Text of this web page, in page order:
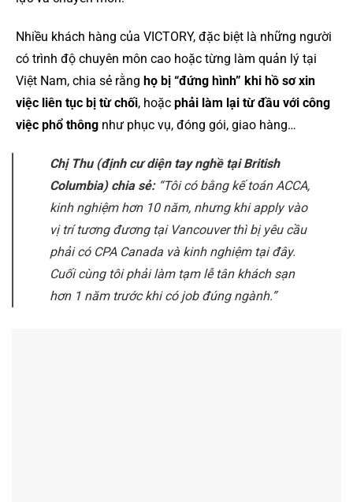
Nhiều khách hàng của VICTORY, đặc biệt là những người
có trình độ chuyên môn cao hoặc từng làm quản lý tại
Việt Nam, chia sẻ rằng họ bị “đứng hình” khi hồ sơ xin
việc liên tục bị từ chối, hoặc phải làm lại từ đầu với công
việc phổ thông như phục vụ, đóng gói, giao hàng…
Chị Thu (định cư diện tay nghề tại British
Columbia) chia sẻ:“Tôi có bằng kế toán ACCA,
kinh nghiệm hơn 10 năm, nhưng khi apply vào
vị trí tương đương tại Vancouver thì bị yêu cầu
phải có CPA Canada và kinh nghiệm tại đây.
Cuối cùng tôi phải làm tạm lễ tân khách sạn
hơn 1 năm trước khi có job đúng ngành.”